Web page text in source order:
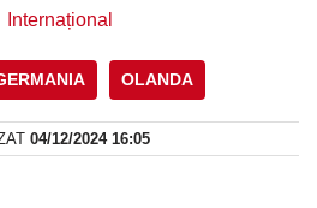
Internațional
OLANDA
04/12/2024 16:05